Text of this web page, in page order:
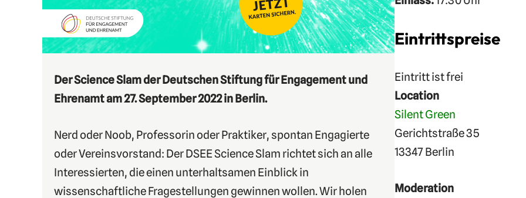
Der Science Slam der Deutschen Stiftung für Engagement und
Ehrenamt am 27. September 2022 in Berlin.
Nerd oder Noob, Professorin oder Praktiker, spontan Engagierte
oder Vereinsvorstand: Der DSEE Science Slam richtet sich an alle
Interessierten, die einen unterhaltsamen Einblick in
wissenschaftliche Fragestellungen gewinnen wollen. Wir holen
Eintrittspreise
Eintritt ist frei
Location
Silent Green
Gerichtstraße 35
13347 Berlin
Moderation